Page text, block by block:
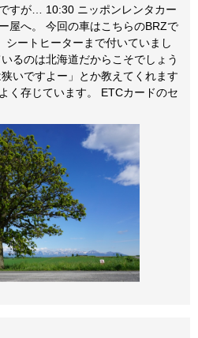
すが… 10:30 ニッポンレンタカー
屋へ。 今回の車はこちらのBRZで
ートヒーターまで付いていまし
るのは北海道だからこそでしょう
いですよー」とか教えてくれます
く存じています。 ETCカードのセ